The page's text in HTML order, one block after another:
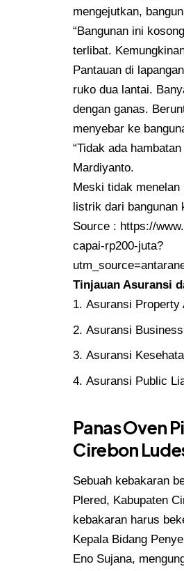
mengejutkan,
“Bangunan ini
terlibat.
Pantauan di
ruko dua lantai.
dengan ganas.
menyebar ke
“Tidak ada
Mardiyanto.
Meski tidak
listrik dari
Source : https://
capai-rp200-juta?
Tinjauan Asuransi
Asuransi
Asuransi
Asuransi
Asuransi Public
Panas Oven
Cirebon
Sebuah kebakaran
Plered, Kabupaten
kebakaran harus
Kepala Bidang
Eno Sujana,